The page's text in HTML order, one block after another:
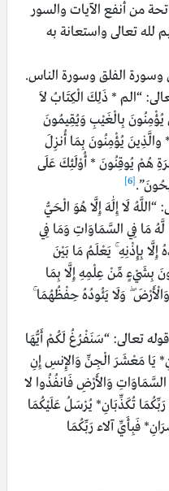
من أنفع الآيات والسور
لله تعالى واستعانة به
الفلق وسورة الناس.
“الم * ذَلِكَ الْكِتَابُ لاَ
بِالْغَيْبِ وَيُقِيمُونَ
يُؤْمِنُونَ بِمَا أُنزِلَ
هُمْ يُوقِنُونَ * أُوْلَـئِكَ عَلَى
[6]
لَا إِلَٰهَ إِلَّا هُوَ الْحَيُّ
مَا فِي السَّمَاوَاتِ وَمَا فِي
بِإِذْنِهِ ۚ يَعْلَمُ مَا بَيْنَ
بِشَيْءٍ مِّنْ عِلْمِهِ إِلَّا بِمَا
وَلَا يَئُودُهُ حِفْظُهُمَا
تعالى: “سَنَفْرُغُ لَكُمْ أَيُّهَا
يَا مَعْشَرَ الْجِنِّ وَالإِنسِ إِنِ
وَالأَرْضِ فَانفُذُوا لا
تُكَذِّبَانِ* يُرْسَلُ عَلَيْكُمَا
فَبِأَيِّ آلاء رَبِّكُمَا